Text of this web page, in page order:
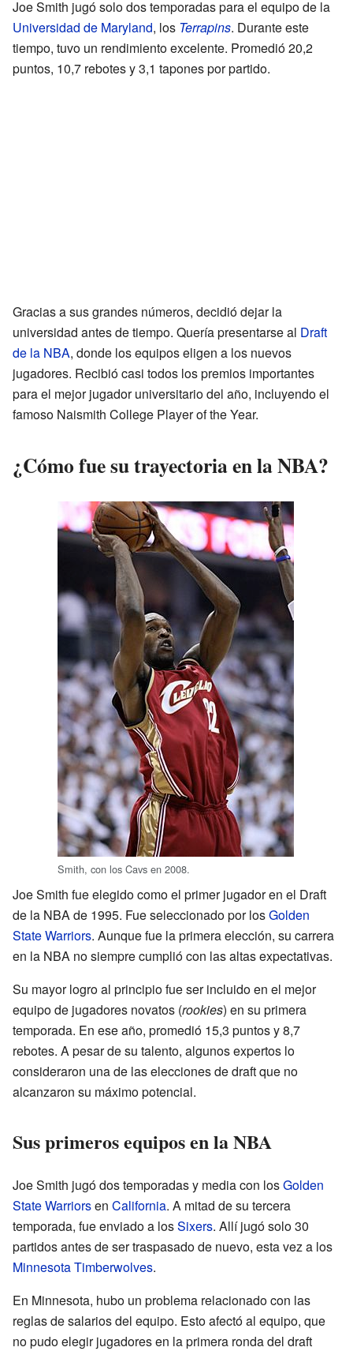
Joe Smith jugó solo dos temporadas para el equipo de la
Universidad de Maryland, los Terrapins. Durante este
tiempo, tuvo un rendimiento excelente. Promedió 20,2
puntos, 10,7 rebotes y 3,1 tapones por partido.
Gracias a sus grandes números, decidió dejar la
universidad antes de tiempo. Quería presentarse al Draft
de la NBA, donde los equipos eligen a los nuevos
jugadores. Recibió casi todos los premios importantes
para el mejor jugador universitario del año, incluyendo el
famoso Naismith College Player of the Year.
¿Cómo fue su trayectoria en la NBA?
Smith, con los Cavs en 2008.
Joe Smith fue elegido como el primer jugador en el Draft
de la NBA de 1995. Fue seleccionado por losGolden
State Warriors. Aunque fue la primera elección, su carrera
en la NBA no siempre cumplió con las altas expectativas.
Su mayor logro al principio fue ser incluido en el mejor
equipo de jugadores novatos (rookies) en su primera
temporada. En ese año, promedió 15,3 puntos y 8,7
rebotes. A pesar de su talento, algunos expertos lo
consideraron una de las elecciones de draft que no
alcanzaron su máximo potencial.
Sus primeros equipos en la NBA
Joe Smith jugó dos temporadas y media con losGolden
State Warriorsen California. A mitad de su tercera
temporada, fue enviado a losSixers. Allí jugó solo 30
partidos antes de ser traspasado de nuevo, esta vez a los
Minnesota Timberwolves.
En Minnesota, hubo un problema relacionado con las
reglas de salarios del equipo. Esto afectó al equipo, que
no pudo elegir jugadores en la primera ronda del draft